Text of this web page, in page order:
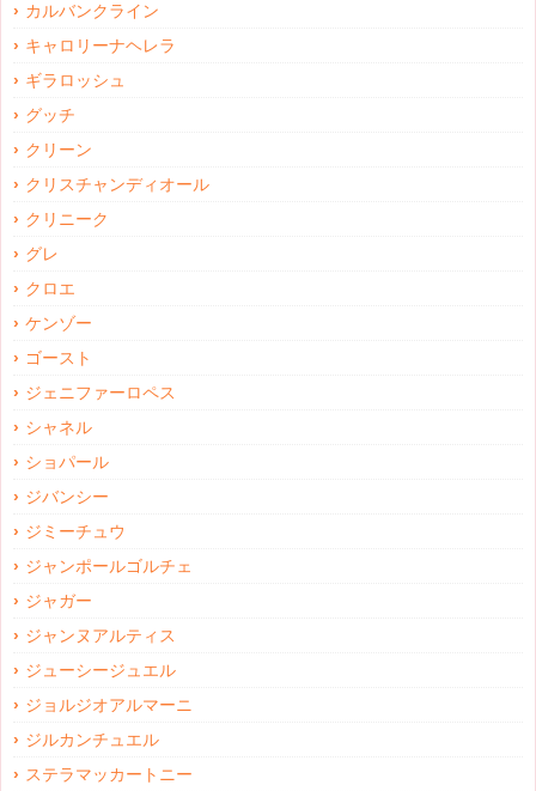
カルバンクライン
キャロリーナヘレラ
ギラロッシュ
グッチ
クリーン
クリスチャンディオール
クリニーク
グレ
クロエ
ケンゾー
ゴースト
ジェニファーロペス
シャネル
ショパール
ジバンシー
ジミーチュウ
ジャンポールゴルチェ
ジャガー
ジャンヌアルティス
ジューシージュエル
ジョルジオアルマーニ
ジルカンチュエル
ステラマッカートニー